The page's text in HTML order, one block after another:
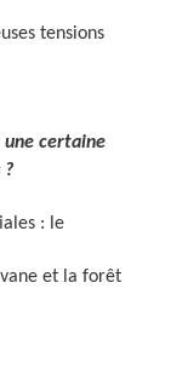
tensions
une certaine
?
: le
et la forêt